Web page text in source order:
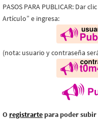
PASOS PARA PUBLICAR: Dar
Artículo” e ingresa:
(nota: usuario y contraseña
O registrarte para poder